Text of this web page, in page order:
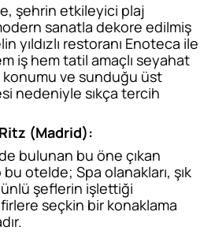
şehrin etkileyici plaj
sanatla dekore edilmiş
yıldızlı restoranı Enoteca ile
iş hem tatil amaçlı seyahat
ve sunduğu üst
nedeniyle sıkça tercih
(Madrid):
bulunan bu öne çıkan
otelde; Spa olanakları, şık
şeflerin işlettiği
seçkin bir konaklama